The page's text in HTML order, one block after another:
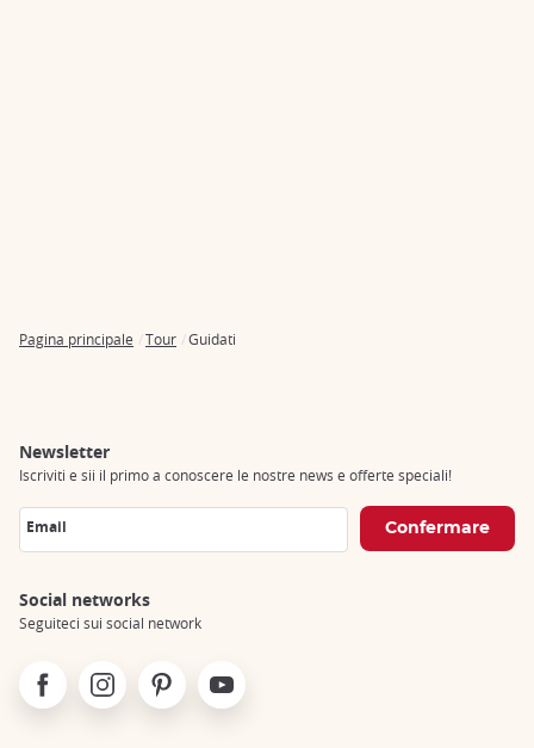
Pagina principale Tour Guidati
Newsletter
Iscriviti e sii il primo a conoscere le nostre news e offerte speciali!
Email
Social networks
Seguiteci sui social network
FacebookInstagramPinterest Youtube